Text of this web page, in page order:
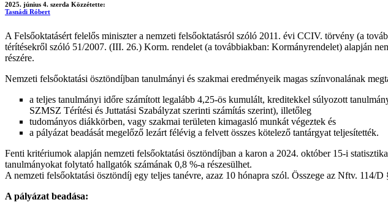
2025. június 4. szerda Közzétette:
Tasnádi Róbert
A Felsőoktatásért felelős miniszter a nemzeti felsőoktatásról szóló 2011. évi CCIV. törvény (a
térítésekről szóló 51/2007. (III. 26.) Korm. rendelet (a továbbiakban: Kormányrendelet) alapján
részére.
Nemzeti felsőoktatási ösztöndíjban tanulmányi és szakmai eredményeik magas színvonalának
a teljes tanulmányi időre számított legalább 4,25-ös kumulált, kreditekkel súlyozott
SZMSZ Térítési és Juttatási Szabályzat szerinti számítás szerint), illetőleg
tudományos diákkörben, vagy szakmai területen kimagasló munkát végeztek és
a pályázat beadását megelőző lezárt félévig a felvett összes kötelező tantárgyat teljesítették.
Fenti kritériumok alapján nemzeti felsőoktatási ösztöndíjban a karon a 2024. október 15-i
tanulmányokat folytató hallgatók számának 0,8 %-a részesülhet.
A nemzeti felsőoktatási ösztöndíj egy teljes tanévre, azaz 10 hónapra szól. Összege az Nftv. 114/
A pályázat beadása: